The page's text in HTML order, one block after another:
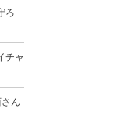
ろ
チャ
ん